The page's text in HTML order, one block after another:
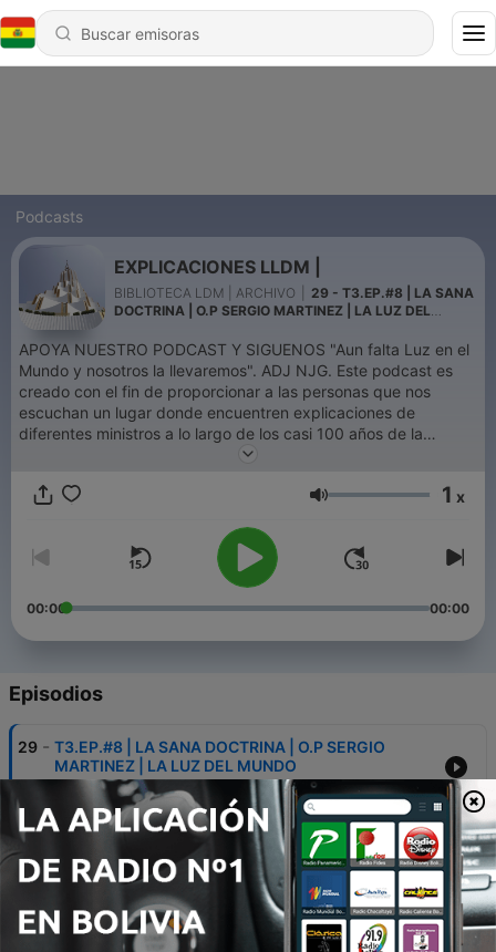
Podcasts
EXPLICACIONES LLDM |
BIBLIOTECA LDM | ARCHIVO
29 - T3.EP.#8 | LA SANA
DOCTRINA | O.P SERGIO MARTINEZ | LA LUZ DEL
APOYA NUESTRO PODCAST Y SIGUENOS "Aun falta Luz en el
Mundo y nosotros la llevaremos". ADJ NJG. Este podcast es
creado con el fin de proporcionar a las personas que nos
escuchan un lugar donde encuentren explicaciones de
diferentes ministros a lo largo de los casi 100 años de la
restauración De la Iglesia de Jesucristo. Aquí escucharas
que su apoyo. Dios les pague y les bendiga.Volumen 1 x
00:00 00:00
Episodios
29 - T3.EP.#8 | LA SANA DOCTRINA | O.P SERGIO
MARTINEZ | LA LUZ DEL MUNDO
21 feb. 2025
28 - T3.EP.#7 | NO DAR VENTAJAS AL ENEMIGO | P.E
ELIEZER GUTIERREZ | LA LUZ DEL MUNDO
20 feb. 2025
27 - T3.EP.#6 | LA AMARGURA DE CORAZON | P.E
ABNER PARDO | LA LUZ DEL MUNDO